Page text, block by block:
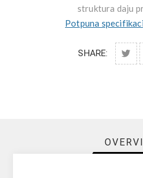
struktura daju
Potpuna
SHARE: